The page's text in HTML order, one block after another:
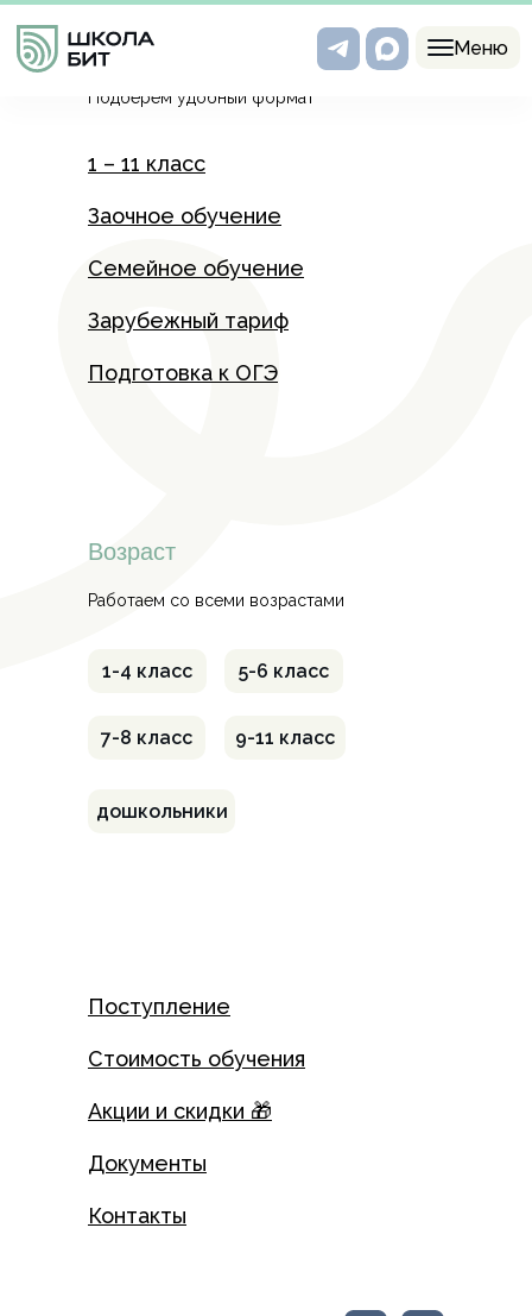
Меню
дошкольники
9-11 класс
7-8 класс
1-4 класс 5-6 класс
Подберем удобный формат
Работаем со всеми возрастами
Программы
Возраст
Поступление
Стоимость обучения
Контакты
Подготовка к ОГЭ
Акции и скидки 🎁
Документы
Семейное обучение
Заочное обучение
1 – 11 класс
Зарубежный тариф